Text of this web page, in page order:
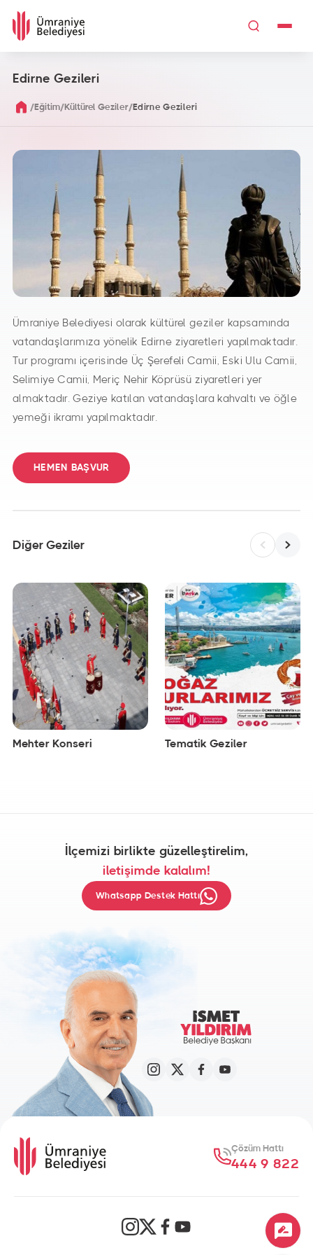
Edirne Gezileri
/Eğitim/Kültürel Geziler/Edirne Gezileri
Ümraniye Belediyesi olarak kültürel geziler kapsamında
vatandaşlarımıza yönelik Edirne ziyaretleri yapılmaktadır.
Tur programı içerisinde Üç Şerefeli Camii, Eski Ulu Camii,
Selimiye Camii, Meriç Nehir Köprüsü ziyaretleri yer
almaktadır. Geziye katılan vatandaşlara kahvaltı ve öğle
yemeği ikramı yapılmaktadır.
HEMEN BAŞVUR
Diğer Geziler
Mehter Konseri Tematik Geziler
İlçemizi birlikte güzelleştirelim,
iletişimde kalalım!
Whatsapp Destek Hattı
Çözüm Hattı
444 9 822